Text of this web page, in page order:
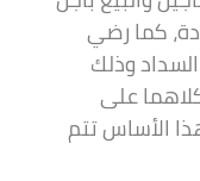
كما رضي
وذلك
على
الأساس تتم